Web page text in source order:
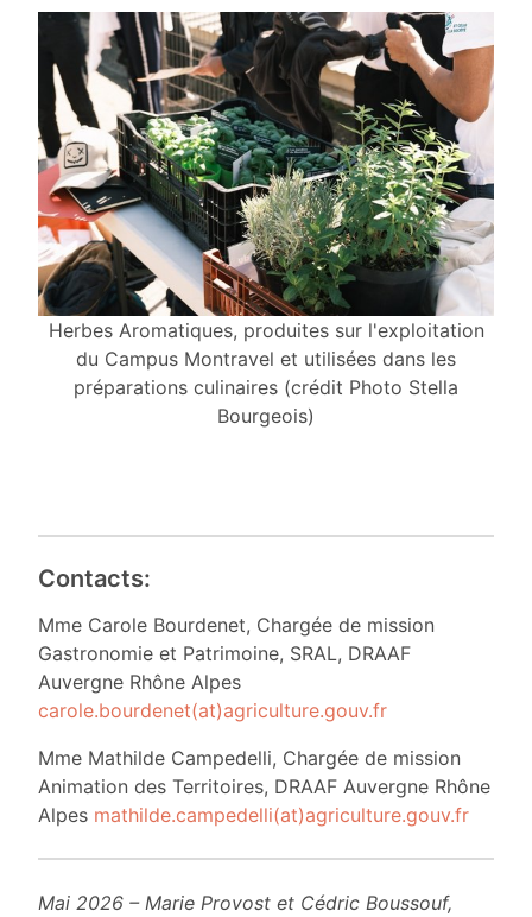
Herbes Aromatiques, produites sur l'exploitation
du Campus Montravel et utilisées dans les
préparations culinaires (crédit Photo Stella
Bourgeois)
Contacts:
Mme Carole Bourdenet, Chargée de mission
Gastronomie et Patrimoine, SRAL, DRAAF
Auvergne Rhône Alpes
carole.bourdenet(at)agriculture.gouv.fr
Mme Mathilde Campedelli, Chargée de mission
Animation des Territoires, DRAAF Auvergne Rhône
Alpes mathilde.campedelli(at)agriculture.gouv.fr
Mai 2026 – Marie Provost et Cédric Boussouf,